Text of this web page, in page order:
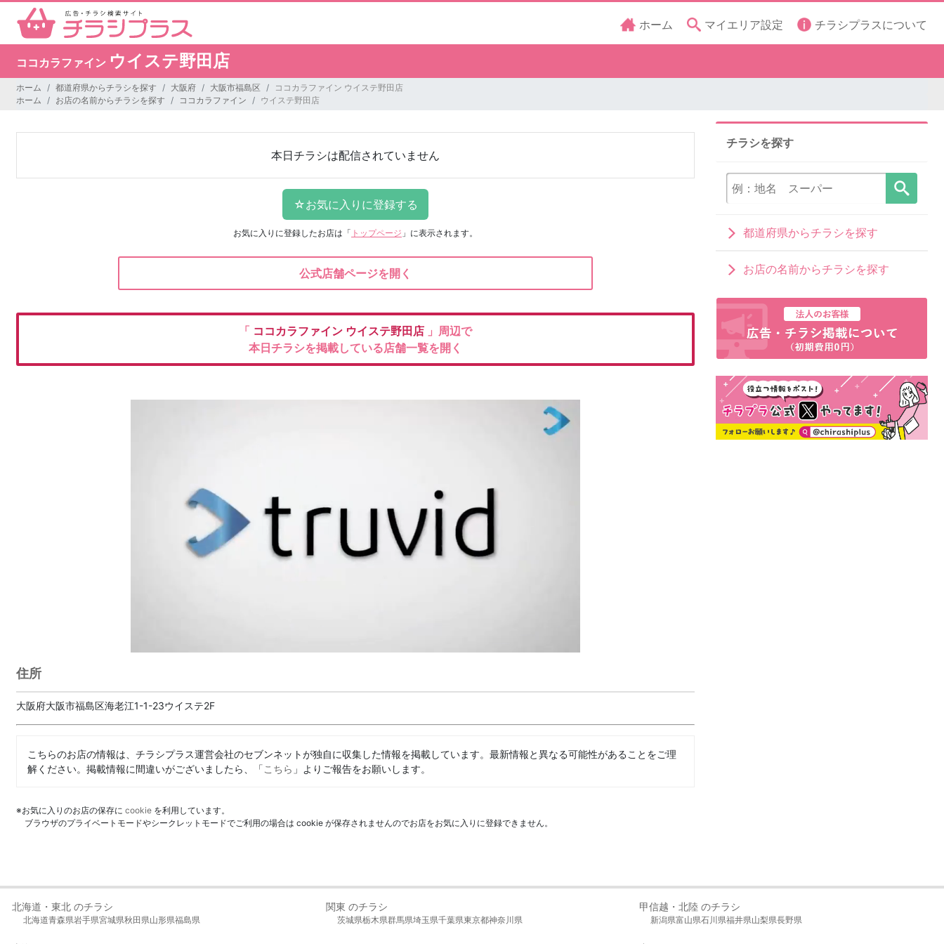
ホーム マイエリア設定 チラシプラスについて
ココカラファイン ウイステ野田店
ホーム 都道府県からチラシを探す 大阪府 大阪市福島区
ココカラファイン ウイステ野田店
ホーム
お店の名前からチラシを探す ココカラファイン ウイステ野田店
本日チラシは配信されていません
お気に入りに登録したお店は 「 トップページ 」に表示されます。
公式店舗ページを開く
「 ココカラファイン ウイステ野田店 」周辺で
本日チラシを掲載している店舗一覧を開く
住所
大阪府大阪市福島区海老江1-1-23ウイステ2F
こちらのお店の情報は、チラシプラス運営会社のセブンネットが独自に収集した情報を掲載しています。最新情報と異なる可能性があることをご理
解ください。掲載情報に間違いがございましたら、「こちら 」よりご報告をお願いします。
※お気に入りのお店の保存に cookie を利用しています。
ブラウザのプライベートモードやシークレットモードでご利用の場合は cookie が保存されませんのでお店をお気に入りに登録できません。
チラシを探す
都道府県からチラシを探す
お店の名前からチラシを探す
北海道・東北 のチラシ
北海道青森県岩手県宮城県秋田県山形県福島県
関東 のチラシ
茨城県栃木県群馬県埼玉県千葉県東京都神奈川県
甲信越・北陸 のチラシ
新潟県富山県石川県福井県山梨県長野県